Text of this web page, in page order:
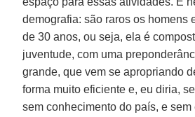
demografia: são raros os homens
de 30 anos, ou seja, ela é
juventude, com uma
grande, que vem se apropriando
forma muito eficiente e, eu diria,
sem conhecimento do país, e